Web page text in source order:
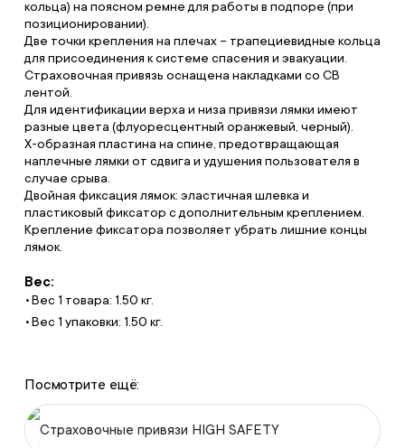
кольца) на поясном ремне для работы в подпоре (при
позиционировании).
Две точки крепления на плечах – трапециевидные кольца
для присоединения к системе спасения и эвакуации.
Страховочная привязь оснащена накладками со СВ
лентой.
Для идентификации верха и низа привязи лямки имеют
разные цвета (флуоресцентный оранжевый, черный).
X-образная пластина на спине, предотвращающая
наплечные лямки от сдвига и удушения пользователя в
случае срыва.
Двойная фиксация лямок: эластичная шлевка и
пластиковый фиксатор с дополнительным креплением.
Крепление фиксатора позволяет убрать лишние концы
лямок.
Вес:
Вес 1 товара: 1.50 кг.
Вес 1 упаковки: 1.50 кг.
Посмотрите ещё:
Страховочные привязи HIGH SAFETY